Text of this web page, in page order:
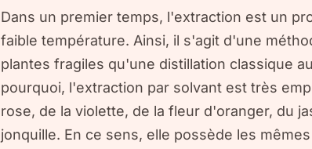
Dans un premier temps, l'extraction est un
faible température. Ainsi, il s'agit d'une
plantes fragiles qu'une distillation classique
pourquoi, l'extraction par solvant est très
rose, de la violette, de la fleur d'oranger, du
jonquille. En ce sens, elle possède les